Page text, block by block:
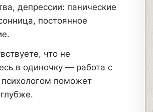
депрессии: панические
постоянное
что не
в одиночку — работа с
поможет